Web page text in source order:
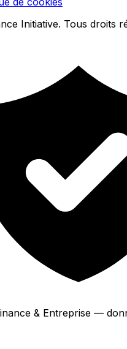
Initiative. Tous droits
& Entreprise —